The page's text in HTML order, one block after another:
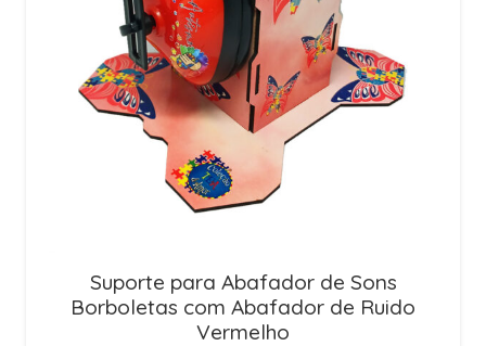
Suporte para Abafador de Sons
Borboletas com Abafador de Ruido
Vermelho